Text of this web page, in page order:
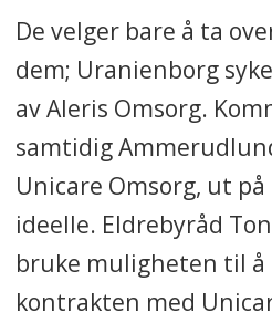
De velger bare å ta
dem; Uranienborg
av Aleris Omsorg.
samtidig
Unicare Omsorg, ut
ideelle. Eldrebyråd
bruke muligheten til å
kontrakten med